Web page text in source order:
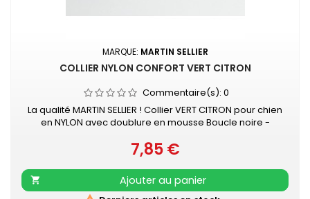
MARQUE: MARTIN SELLIER
COLLIER NYLON CONFORT VERT CITRON
Commentaire(s): 0
La qualité MARTIN SELLIER ! Collier VERT CITRON pour chien
en NYLON avec doublure en mousse Boucle noire -
pour davantage de confort Nylon ultra-résistant Boucle
laquée noire Couleur acidulée qui soulignera tout type de
pelage. Existe aussi en turquoise, rose, orange, noir,
mauve, gris, rouge et beige
Prix
7,85 €

Ajouter au panier